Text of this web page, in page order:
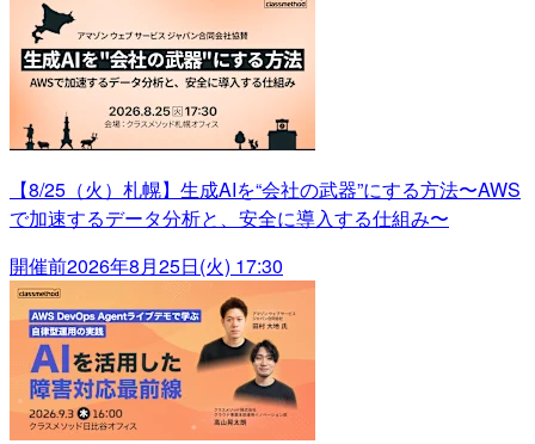
【8/25（火）札幌】生成AIを“会社の武器”にする方法〜AWS
で加速するデータ分析と、安全に導入する仕組み〜
開催前2026年8月25日(火) 17:30